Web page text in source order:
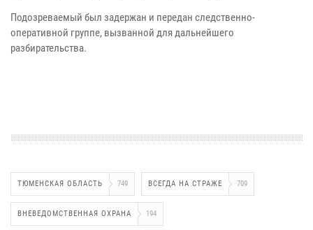
Подозреваемый был задержан и передан следственно-
оперативной группе, вызванной для дальнейшего
разбирательства.
ТЮМЕНСКАЯ ОБЛАСТЬ 749 ВСЕГДА НА СТРАЖЕ 709
ВНЕВЕДОМСТВЕННАЯ ОХРАНА 194